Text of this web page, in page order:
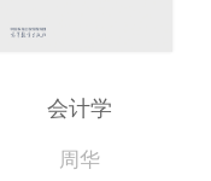
会计学
周华